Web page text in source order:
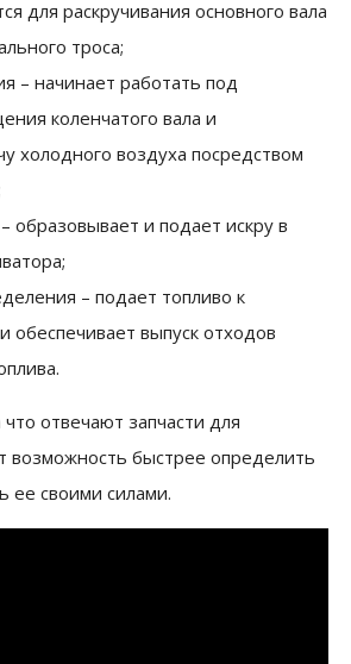
для раскручивания основного вала
троса;
– начинает работать под
коленчатого вала и
холодного воздуха посредством
образовывает и подает искру в
– подает топливо к
обеспечивает выпуск отходов
отвечают запчасти для
возможность быстрее определить
ее своими силами.